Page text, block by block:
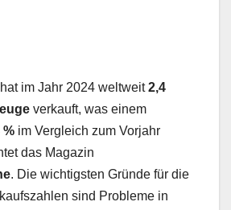
im Jahr 2024 weltweit2,4
verkauft, was einem
% im Vergleich zum Vorjahr
das Magazin
. Die wichtigsten Gründe für die
sind Probleme in